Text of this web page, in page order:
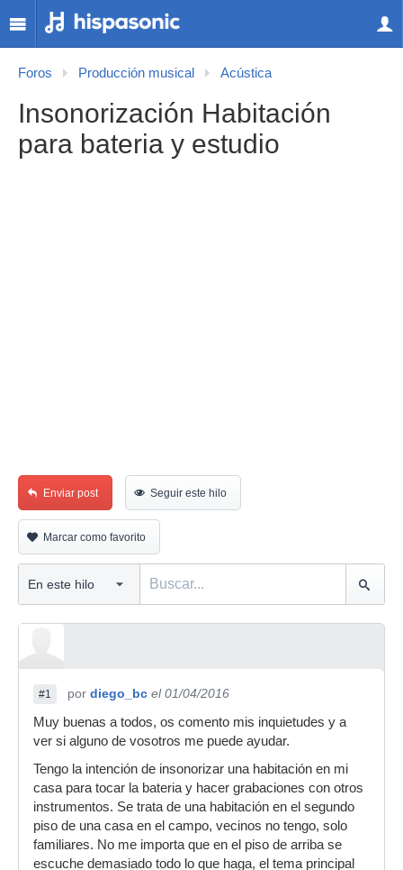
Foros Producción musical Acústica
Insonorización Habitación
para bateria y estudio
Enviar post Seguir este hilo
Marcar como favorito
#1 por diego_bc el 01/04/2016
Muy buenas a todos, os comento mis inquietudes y a
ver si alguno de vosotros me puede ayudar.
Tengo la intención de insonorizar una habitación en mi
casa para tocar la bateria y hacer grabaciones con otros
instrumentos. Se trata de una habitación en el segundo
piso de una casa en el campo, vecinos no tengo, solo
familiares. No me importa que en el piso de arriba se
escuche demasiado todo lo que haga, el tema principal